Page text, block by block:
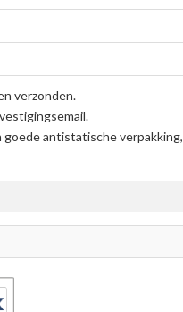
verzonden.
antistatische